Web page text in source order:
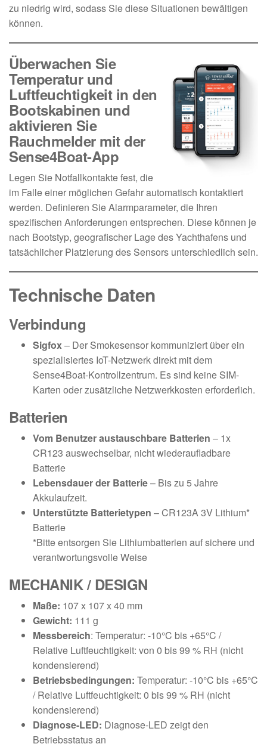
zu niedrig wird, sodass Sie diese Situationen bewältigen
können.
Überwachen Sie
Temperatur und
Luftfeuchtigkeit in den
Bootskabinen und
aktivieren Sie
Rauchmelder mit der
Sense4Boat-App
Legen Sie Notfallkontakte fest, die
im Falle einer möglichen Gefahr automatisch kontaktiert
werden. Definieren Sie Alarmparameter, die Ihren
spezifischen Anforderungen entsprechen. Diese können je
nach Bootstyp, geografischer Lage des Yachthafens und
tatsächlicher Platzierung des Sensors unterschiedlich sein.
Technische Daten
Verbindung
Sigfox– Der Smokesensor kommuniziert über ein
spezialisiertes IoT-Netzwerk direkt mit dem
Sense4Boat-Kontrollzentrum. Es sind keine SIM-
Karten oder zusätzliche Netzwerkkosten erforderlich.
Batterien
Vom Benutzer austauschbare Batterien – 1x
CR123 auswechselbar, nicht wiederaufladbare
Batterie
Lebensdauer der Batterie– Bis zu 5 Jahre
Akkulaufzeit.
Unterstützte Batterietypen – CR123A 3V Lithium*
Batterie
*Bitte entsorgen Sie Lithiumbatterien auf sichere und
verantwortungsvolle Weise
MECHANIK / DESIGN
Maße: 107 x 107 x 40 mm
Gewicht: 111 g
Messbereich: Temperatur: -10°C bis +65°C /
Relative Luftfeuchtigkeit: von 0 bis 99 % RH (nicht
kondensierend)
Betriebsbedingungen: Temperatur: -10°C bis +65°C
/ Relative Luftfeuchtigkeit: 0 bis 99 % RH (nicht
kondensierend)
Diagnose-LED: Diagnose-LED zeigt den
Betriebsstatus an